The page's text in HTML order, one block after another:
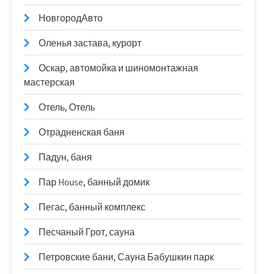
НовгородАвто
Оленья застава, курорт
Оскар, автомойка и шиномонтажная
мастерская
Отель, Отель
Отрадненская баня
Падун, баня
Пар House, банный домик
Пегас, банный комплекс
Песчаный Грот, сауна
Петровские бани, Сауна Бабушкин парк